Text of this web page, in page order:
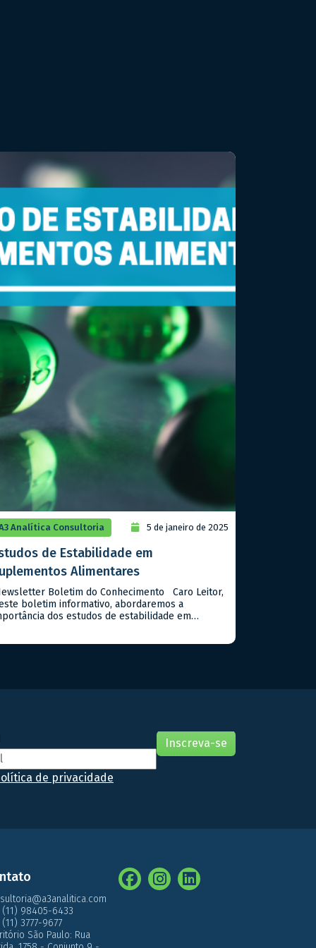
Analítica Consultoria 5 de janeiro de 2025
de Estabilidade em
Alimentares
Boletim do Conhecimento Caro Leitor,
boletim informativo, abordaremos a
dos estudos de estabilidade em
destes tipos […]
de privacidade
(11) 98405-6433
(11) 3777-9677
São Paulo: Rua